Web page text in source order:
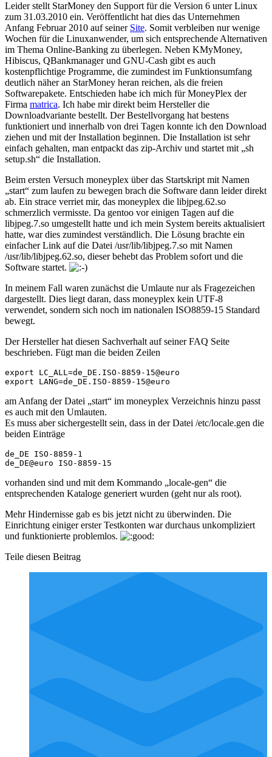
Leider stellt StarMoney den Support für die Version 6 unter Linux
zum 31.03.2010 ein. Veröffentlicht hat dies das Unternehmen
Anfang Februar 2010 auf seiner Site. Somit verbleiben nur wenige
Wochen für die Linuxanwender, um sich entsprechende Alternativen
im Thema Online-Banking zu überlegen. Neben KMyMoney,
Hibiscus, QBankmanager und GNU-Cash gibt es auch
kostenpflichtige Programme, die zumindest im Funktionsumfang
deutlich näher an StarMoney heran reichen, als die freien
Softwarepakete. Entschieden habe ich mich für MoneyPlex der
Firma matrica. Ich habe mir direkt beim Hersteller die
Downloadvariante bestellt. Der Bestellvorgang hat bestens
funktioniert und innerhalb von drei Tagen konnte ich den Download
ziehen und mit der Installation beginnen. Die Installation ist sehr
einfach gehalten, man entpackt das zip-Archiv und startet mit „sh
setup.sh“ die Installation.
Beim ersten Versuch moneyplex über das Startskript mit Namen
„start“ zum laufen zu bewegen brach die Software dann leider direkt
ab. Ein strace verriet mir, das moneyplex die libjpeg.62.so
schmerzlich vermisste. Da gentoo vor einigen Tagen auf die
libjpeg.7.so umgestellt hatte und ich mein System bereits aktualisiert
hatte, war dies zumindest verständlich. Die Lösung brachte ein
einfacher Link auf die Datei /usr/lib/libjpeg.7.so mit Namen
/usr/lib/libjpeg.62.so, dieser behebt das Problem sofort und die
Software startet.
In meinem Fall waren zunächst die Umlaute nur als Fragezeichen
dargestellt. Dies liegt daran, dass moneyplex kein UTF-8
verwendet, sondern sich noch im nationalen ISO8859-15 Standard
bewegt.
Der Hersteller hat diesen Sachverhalt auf seiner FAQ Seite
beschrieben. Fügt man die beiden Zeilen
export LC_ALL=de_DE.ISO-8859-15@euro
am Anfang der Datei „start“ im moneyplex Verzeichnis hinzu passt
es auch mit den Umlauten.
Es muss aber sichergestellt sein, dass in der Datei /etc/locale.gen die
beiden Einträge
de_DE ISO-8859-1
vorhanden sind und mit dem Kommando „locale-gen“ die
entsprechenden Kataloge generiert wurden (geht nur als root).
Mehr Hindernisse gab es bis jetzt nicht zu überwinden. Die
Einrichtung einiger erster Testkonten war durchaus unkompliziert
und funktionierte problemlos.
Teile diesen Beitrag